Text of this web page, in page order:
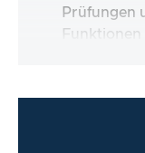
Prüfungen